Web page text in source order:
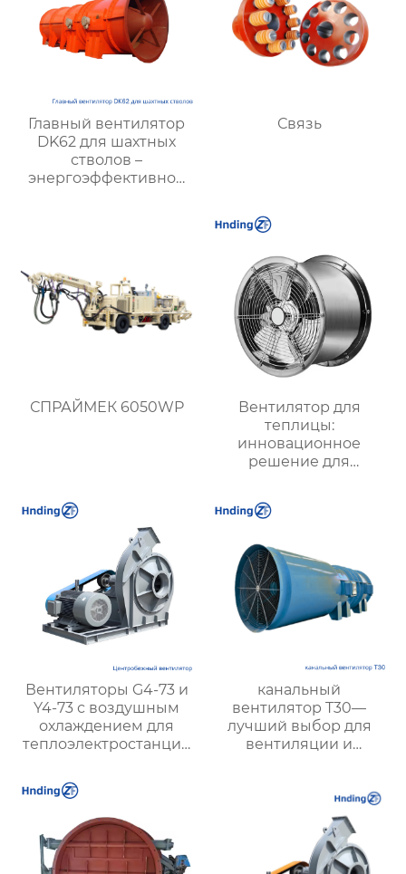
Главный вентилятор
DK62 для шахтных
стволов –
энергоэффективное
Связь
СПРАЙМЕК 6050WP
Вентилятор для
теплицы:
инновационное
решение для
теплицах и
Вентиляторы G4-73 и
Y4-73 с воздушным
охлаждением для
теплоэлектростанций
Высокая
эффективность и
низкий уровень шума
канальный
вентилятор T30—
лучший выбор для
вентиляции и
офисах, эффективный
и надежный